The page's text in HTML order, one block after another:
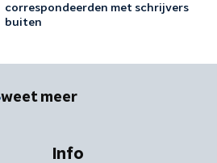
correspondeerden met schrijvers
buiten
weet meer
Info